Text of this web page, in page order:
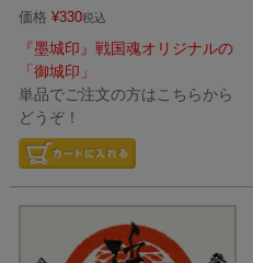
価格 ¥330税込
『墨城印』戦国魂オリジナルの
「御城印」
単品でご注文の方はこちらから
どうぞ！